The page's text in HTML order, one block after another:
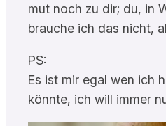
mut noch zu dir; du, in
brauche ich das nicht,
PS:
Es ist mir egal wen ich
könnte, ich will immer